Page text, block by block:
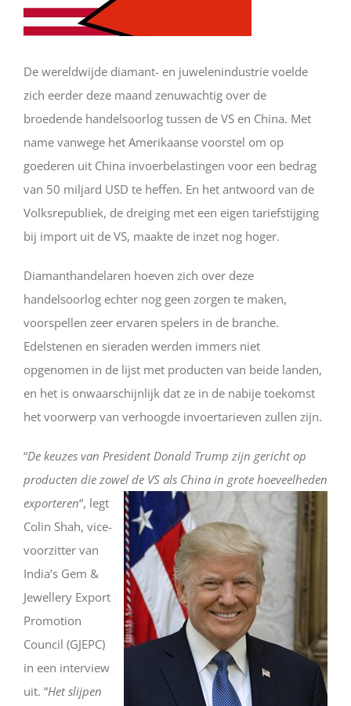
De wereldwijde diamant- en juwelenindustrie voelde
zich eerder deze maand zenuwachtig over de
broedende handelsoorlog tussen de VS en China. Met
name vanwege het Amerikaanse voorstel om op
goederen uit China invoerbelastingen voor een bedrag
van 50 miljard USD te heffen. En het antwoord van de
Volksrepubliek, de dreiging met een eigen tariefstijging
bij import uit de VS, maakte de inzet nog hoger.
Diamanthandelaren hoeven zich over deze
handelsoorlog echter nog geen zorgen te maken,
voorspellen zeer ervaren spelers in de branche.
Edelstenen en sieraden werden immers niet
opgenomen in de lijst met producten van beide landen,
en het is onwaarschijnlijk dat ze in de nabije toekomst
het voorwerp van verhoogde invoertarieven zullen zijn.
“De keuzes van President Donald Trump zijn gericht op
producten die zowel de VS als China in grote hoeveelheden
exporteren“, legt
Colin Shah, vice-
voorzitter van
India’s Gem &
Jewellery Export
Promotion
Council (GJEPC)
in een interview
uit. “Het slijpen